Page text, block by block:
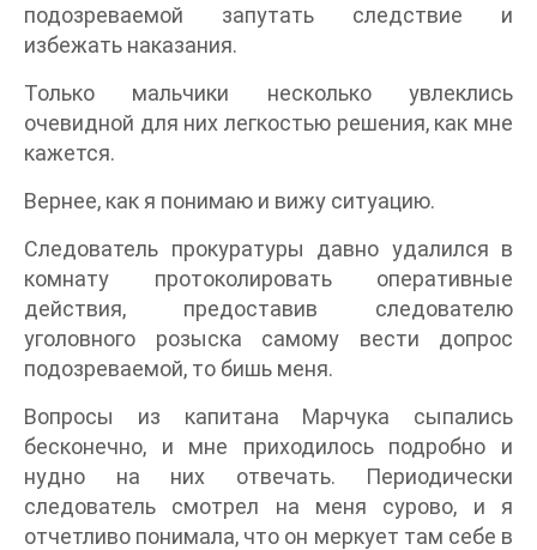
подозреваемой запутать следствие и
избежать наказания.
Только мальчики несколько увлеклись
очевидной для них легкостью решения, как мне
кажется.
Вернее, как я понимаю и вижу ситуацию.
Следователь прокуратуры давно удалился в
комнату протоколировать оперативные
действия, предоставив следователю
уголовного розыска самому вести допрос
подозреваемой, то бишь меня.
Вопросы из капитана Марчука сыпались
бесконечно, и мне приходилось подробно и
нудно на них отвечать. Периодически
следователь смотрел на меня сурово, и я
отчетливо понимала, что он меркует там себе в